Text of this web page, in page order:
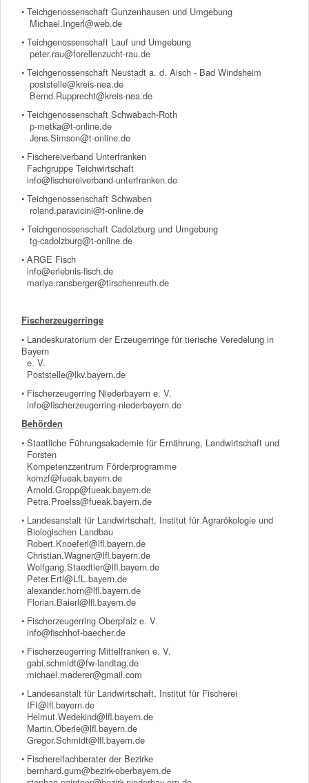
• Teichgenossenschaft Gunzenhausen und Umgebung
Michael.Ingerl@web.de
• Teichgenossenschaft Lauf und Umgebung
peter.rau@forellenzucht-rau.de
• Teichgenossenschaft Neustadt a. d. Aisch - Bad Windsheim
poststelle@kreis-nea.de
Bernd.Rupprecht@kreis-nea.de
• Teichgenossenschaft Schwabach-Roth
p-metka@t-online.de
Jens.Simson@t-online.de
• Fischereiverband Unterfranken
Fachgruppe Teichwirtschaft
info@fischereiverband-unterfranken.de
• Teichgenossenschaft Schwaben
roland.paravicini@t-online.de
• Teichgenossenschaft Cadolzburg und Umgebung
tg-cadolzburg@t-online.de
• ARGE Fisch
info@erlebnis-fisch.de
mariya.ransberger@tirschenreuth.de
Fischerzeugerringe
• Landeskuratorium der Erzeugerringe für tierische Veredelung in
Bayern
e. V.
Poststelle@lkv.bayern.de
• Fischerzeugerring Niederbayern e. V.
info@fischerzeugerring-niederbayern.de
Behörden
• Staatliche Führungsakademie für Ernährung, Landwirtschaft und
Forsten
Kompetenzzentrum Förderprogramme
komzf@fueak.bayern.de
Arnold.Gropp@fueak.bayern.de
Petra.Proelss@fueak.bayern.de
• Landesanstalt für Landwirtschaft, Institut für Agrarökologie und
Biologischen Landbau
Robert.Knoeferl@lfl.bayern.de
Christian.Wagner@lfl.bayern.de
Wolfgang.Staedtler@lfl.bayern.de
Peter.Ertl@LfL.bayern.de
alexander.horn@lfl.bayern.de
Florian.Baierl@lfl.bayern.de
• Fischerzeugerring Oberpfalz e. V.
info@fischhof-baecher.de
• Fischerzeugerring Mittelfranken e. V.
gabi.schmidt@fw-landtag.de
michael.maderer@gmail.com
• Landesanstalt für Landwirtschaft, Institut für Fischerei
IFI@lfl.bayern.de
Helmut.Wedekind@lfl.bayern.de
Martin.Oberle@lfl.bayern.de
Gregor.Schmidt@lfl.bayern.de
• Fischereifachberater der Bezirke
bernhard.gum@bezirk-oberbayern.de